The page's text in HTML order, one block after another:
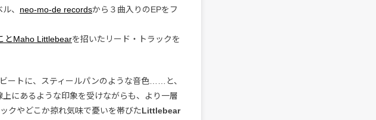
、 neo-mo-de recordsから３曲入りのEPをフ
とMaho Littlebearを招いたリード・トラックを
ートに、スティールパンのような音色……と、
上にあるような印象を受けながらも、より一層
クやどこか掠れ気味で憂いを帯びたLittlebear